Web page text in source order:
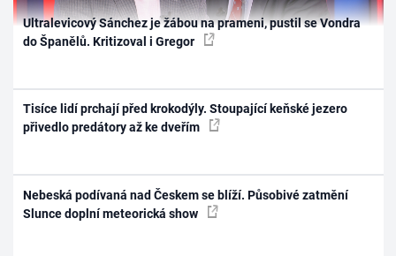
Ultralevicový Sánchez je žábou na prameni, pustil se Vondra
do Španělů. Kritizoval i Gregor
Tisíce lidí prchají před krokodýly. Stoupající keňské jezero
přivedlo predátory až ke dveřím
Nebeská podívaná nad Českem se blíží. Působivé zatmění
Slunce doplní meteorická show